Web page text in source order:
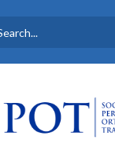
DE